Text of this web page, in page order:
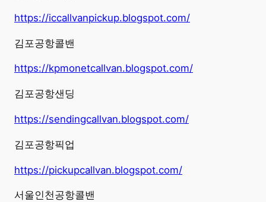
https://iccallvanpickup.blogspot.com/
김포공항콜밴
https://kpmonetcallvan.blogspot.com/
김포공항샌딩
https://sendingcallvan.blogspot.com/
김포공항픽업
https://pickupcallvan.blogspot.com/
서울인천공항콜밴